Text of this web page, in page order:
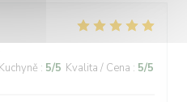
Kuchyně : 5/5 Kvalita / Cena : 5/5